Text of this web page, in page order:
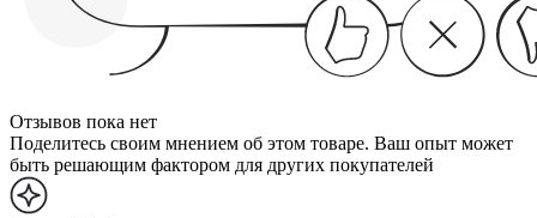
Отзывов пока нет
Поделитесь своим мнением об этом товаре. Ваш опыт может
быть решающим фактором для других покупателей